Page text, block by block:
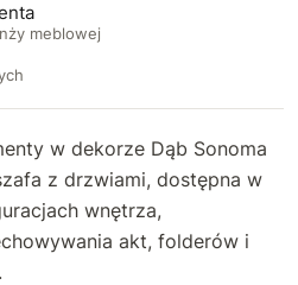
meblowej
w dekorze Dąb Sonoma
z drzwiami, dostępna w
wnętrza,
akt, folderów i